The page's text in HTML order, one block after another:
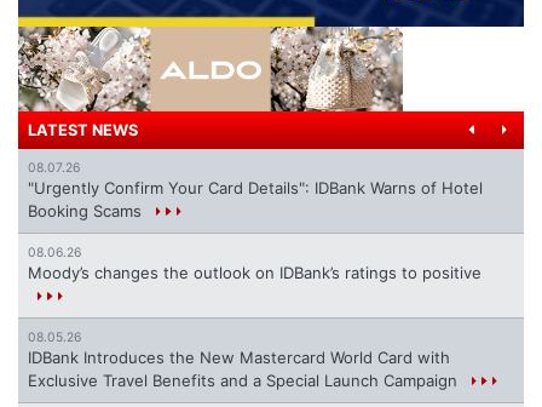
LATEST NEWS
08.07.26
"Urgently Confirm Your Card Details": IDBank Warns of Hotel
Booking Scams
08.06.26
Moody’s changes the outlook on IDBank’s ratings to positive
08.05.26
IDBank Introduces the New Mastercard World Card with
Exclusive Travel Benefits and a Special Launch Campaign